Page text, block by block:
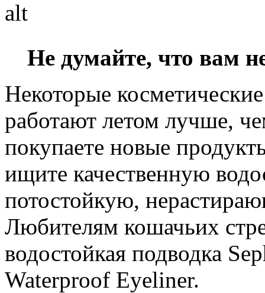
Не думайте, что вам
Некоторые
работают летом лучше,
покупаете новые
ищите качественную
потостойкую,
Любителям кошачьих
водостойкая подводка
Waterproof Eyeliner.